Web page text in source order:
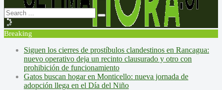
Breaking
Siguen los cierres de prostíbulos clandestinos en Rancagua:
nuevo operativo deja un recinto clausurado y otro con
prohibición de funcionamiento
Gatos buscan hogar en Monticello: nueva jornada de
adopción llega en el Día del Niño